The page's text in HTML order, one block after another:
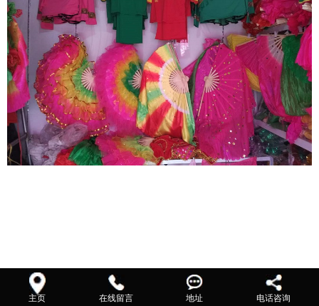
主页 在线留言 地址 电话咨询